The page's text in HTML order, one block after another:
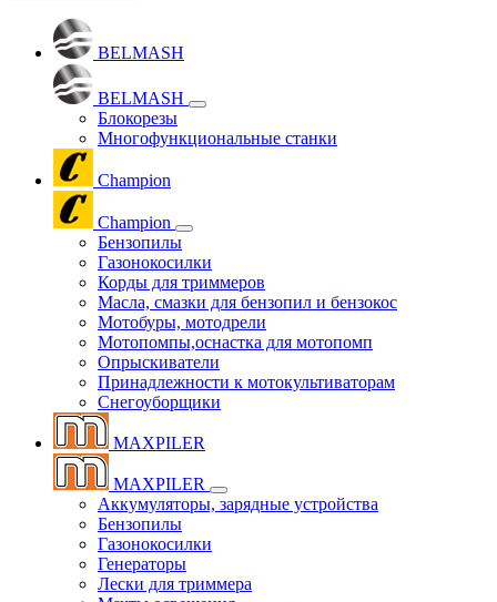
BELMASH
BELMASH
Блокорезы
Многофункциональные станки
Champion
Champion
Бензопилы
Газонокосилки
Корды для триммеров
Масла, смазки для бензопил и бензокос
Мотобуры, мотодрели
Мотопомпы,оснастка для мотопомп
Опрыскиватели
Принадлежности к мотокультиваторам
Снегоуборщики
MAXPILER
MAXPILER
Аккумуляторы, зарядные устройства
Бензопилы
Газонокосилки
Генераторы
Лески для триммера